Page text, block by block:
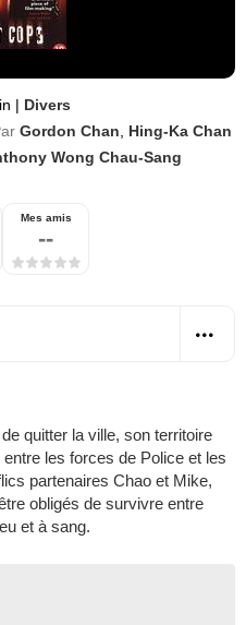
| Divers
Gordon Chan
Hing-Ka Chan
Wong Chau-Sang
Mes amis
--
quitter la ville, son territoire
les forces de Police et les
partenaires Chao et Mike,
obligés de survivre entre
et à sang.